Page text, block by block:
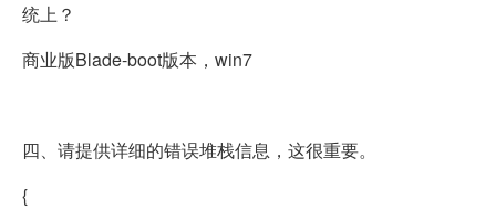
统上？
商业版Blade-boot版本，win7
四、请提供详细的错误堆栈信息，这很重要。
{